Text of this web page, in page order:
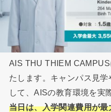
AIS THU THIEM
たします。キャンパス見
して、AISの教育環境を実
当日は、入学関連費用が